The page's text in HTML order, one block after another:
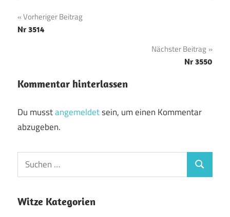
Beitragsnavigation
Vorheriger Beitrag
Nr 3514
Nächster Beitrag
Nr 3550
Kommentar hinterlassen
Du musstangemeldetsein, um einen Kommentar
abzugeben.
Witze Kategorien